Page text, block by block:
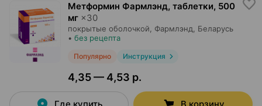
Метформин Фармлэнд, таблетки, 500
мг ×30
покрытые оболочкой, Фармлэнд , Беларусь
• без рецепта
Популярно Инструкция
4,35 — 4,53 р.